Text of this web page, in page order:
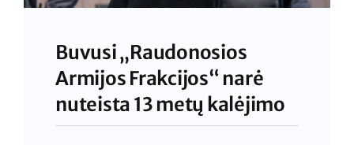
Buvusi „Raudonosios
Armijos Frakcijos“ narė
nuteista 13 metų kalėjimo